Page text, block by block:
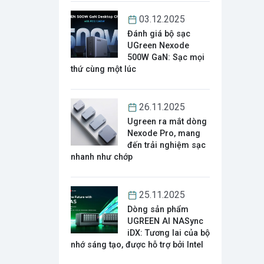
03.12.2025
Đánh giá bộ sạc
UGreen Nexode
500W GaN: Sạc mọi
thứ cùng một lúc
26.11.2025
Ugreen ra mắt dòng
Nexode Pro, mang
đến trải nghiệm sạc
nhanh như chớp
25.11.2025
Dòng sản phẩm
UGREEN AI NASync
iDX: Tương lai của bộ
nhớ sáng tạo, được hỗ trợ bởi Intel